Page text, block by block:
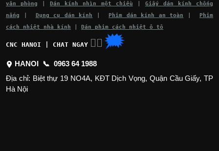
văn phòng
Dán kính nhìn một chiều
Giấy dán kính chống
nắng
Dụng cụ dán kính Phim dán kính an toàn
Phim
cách nhiệt nhà kính
Dán phim cách nhiệt ô tô
CNC HANOI | CHAT NGAY 👉🏽 🗯
HANOI 📞 0963 64 1988
Địa chỉ: Biệt thự 19 NO4A, KĐT Dịch Vọng, Quận Cầu Giấy, TP
Hà Nội